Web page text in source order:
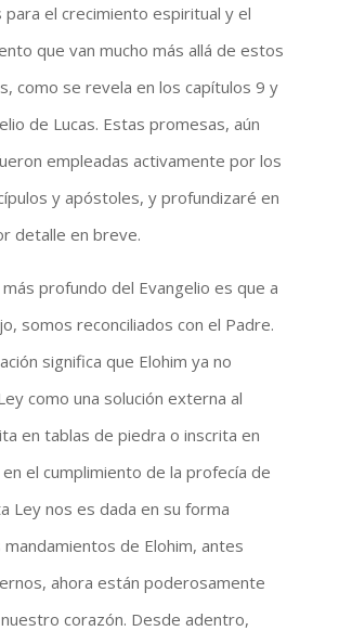
el crecimiento espiritual y el
que van mucho más allá de estos
como se revela en los capítulos 9 y
de Lucas. Estas promesas, aún
empleadas activamente por los
y apóstoles, y profundizaré en
detalle en breve.
profundo del Evangelio es que a
somos reconciliados con el Padre.
significa que Elohim ya no
como una solución externa al
en tablas de piedra o inscrita en
el cumplimiento de la profecía de
Ley nos es dada en su forma
de Elohim, antes
ahora están poderosamente
corazón. Desde adentro,